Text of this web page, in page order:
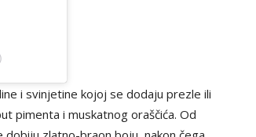
i svinjetine kojoj se dodaju prezle ili
pimenta i muskatnog oraščića. Od